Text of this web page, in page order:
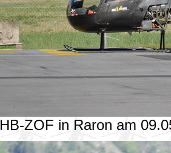
HB-ZOF in Raron am